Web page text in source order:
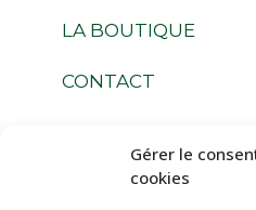
Gérer le
cookies
LA BOUTIQUE
CONTACT